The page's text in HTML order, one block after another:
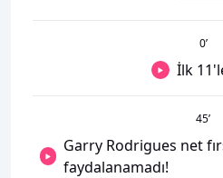
0’
İlk
45’
Garry Rodrigues net
faydalanamadı!